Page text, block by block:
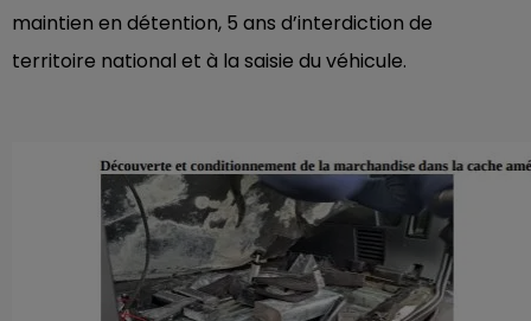
maintien en détention, 5 ans d’interdiction de
territoire national et à la saisie du véhicule.